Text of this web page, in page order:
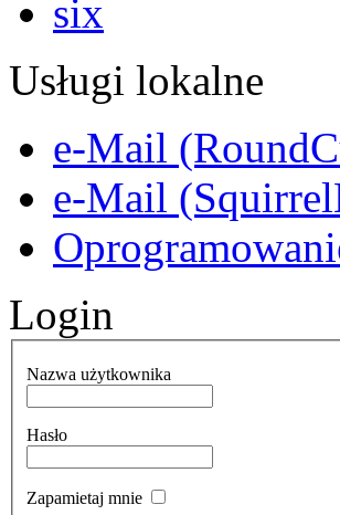
Usługi lokalne
e-Mail
e-Mail
Login
Nazwa użytkownika
Hasło
Zapamietaj mnie